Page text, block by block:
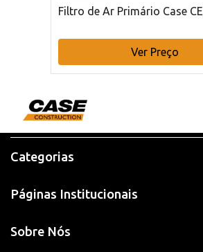
Filtro de Ar Primário Case CE
Ver Preço
Categorias
Páginas Institucionais
Sobre Nós